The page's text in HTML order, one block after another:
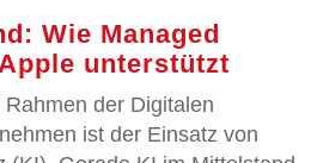
Wie Managed
unterstützt
der Digitalen
ist der Einsatz von